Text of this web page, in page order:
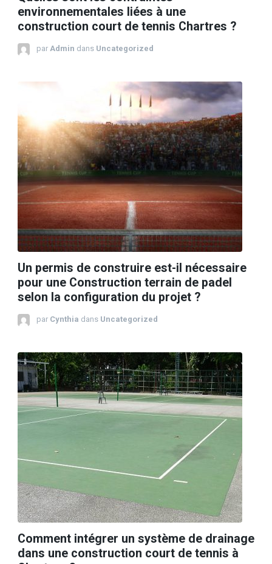
environnementales liées à une
construction court de tennis Chartres ?
par Admin dans Uncategorized
Un permis de construire est-il nécessaire
pour une Construction terrain de padel
selon la configuration du projet ?
par Cynthia dans Uncategorized
Comment intégrer un système de drainage
dans une construction court de tennis à